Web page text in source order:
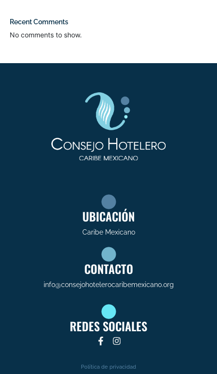
Recent Comments
No comments to show.
UBICACIÓN
Caribe Mexicano
CONTACTO
info@consejohotelerocaribemexicano.org
REDES SOCIALES
Política de privacidad